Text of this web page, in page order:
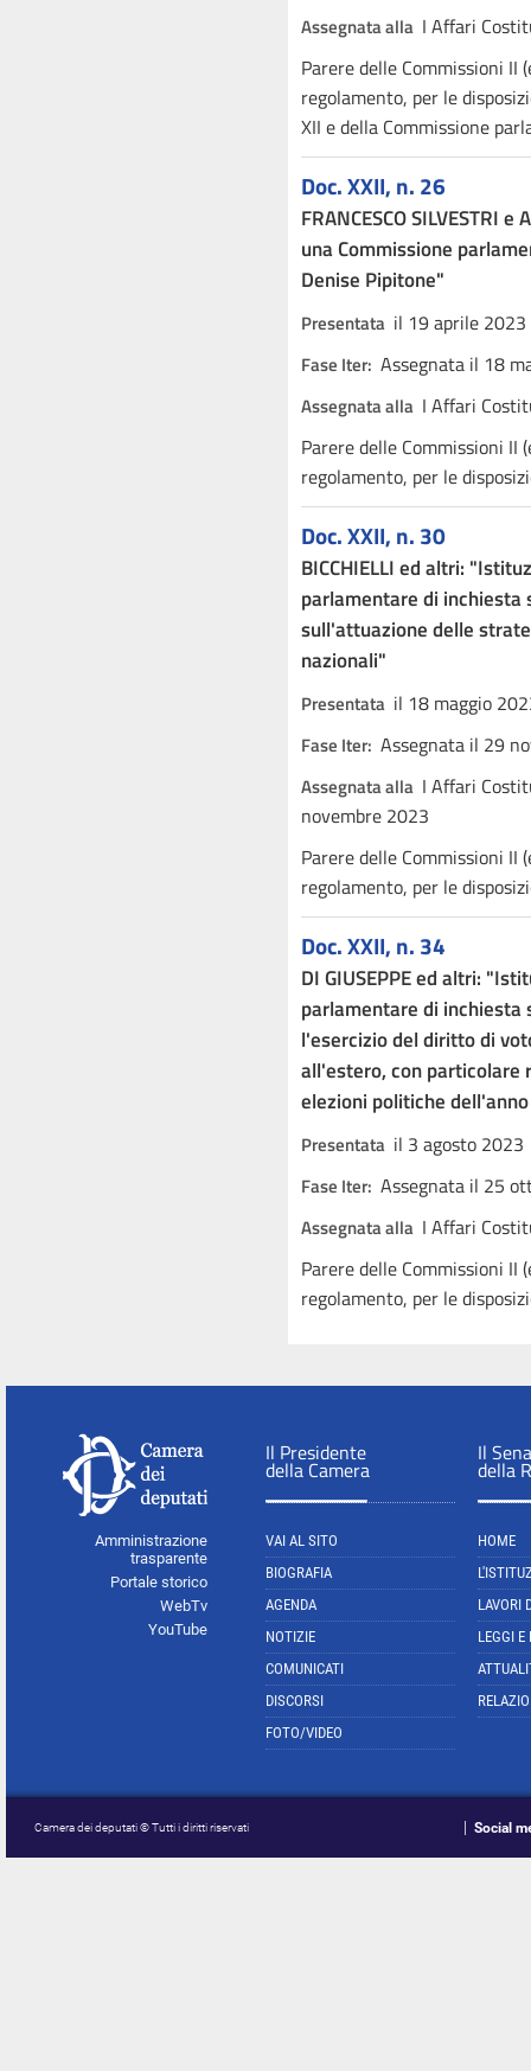
Assegnata alla I Affari
Parere delle Commissioni II
regolamento, per le
XII e della Commissione
Doc. XXII, n. 26
FRANCESCO SILVESTRI
una Commissione
Denise Pipitone"
Presentata il 19 aprile 2023
Fase Iter: Assegnata il 18
Assegnata alla I Affari
Parere delle Commissioni II
regolamento, per le
Doc. XXII, n. 30
BICCHIELLI ed altri:
parlamentare di inchiesta
sull'attuazione delle
nazionali"
Presentata il 18 maggio
Fase Iter: Assegnata il 29
Assegnata alla I Affari
novembre 2023
Parere delle Commissioni II
regolamento, per le
Doc. XXII, n. 34
DI GIUSEPPE ed altri:
parlamentare di
l'esercizio del diritto di
all'estero, con particolare
elezioni politiche
Presentata il 3 agosto 2023
Fase Iter: Assegnata il 25
Assegnata alla I Affari
Parere delle Commissioni II
regolamento, per le
Amministrazione
trasparente
Portale storico
WebTv
YouTube
Il Presidente
della Camera
VAI AL SITO
BIOGRAFIA
AGENDA
NOTIZIE
COMUNICATI
DISCORSI
FOTO/VIDEO
Il
della
HOME
LAVORI
LEGGI E
Camera dei deputati © Tutti i diritti riservati Social